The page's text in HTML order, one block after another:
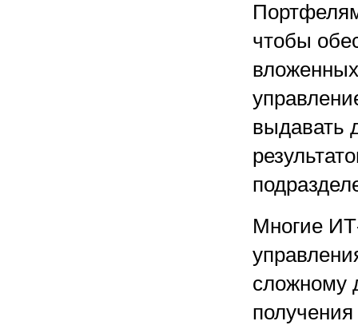
чтобы
выдавать
Многие
сложному